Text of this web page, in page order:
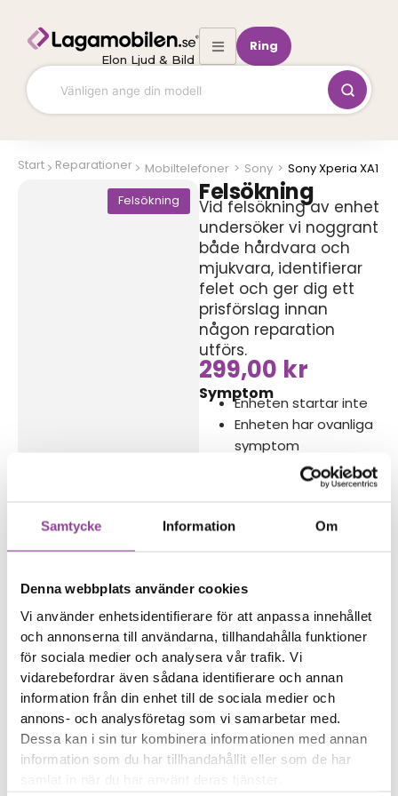
Samtycke Information Om
Denna webbplats använder cookies
Vi använder enhetsidentifierare för att anpassa innehållet
och annonserna till användarna, tillhandahålla funktioner
för sociala medier och analysera vår trafik. Vi
vidarebefordrar även sådana identifierare och annan
information från din enhet till de sociala medier och
annons- och analysföretag som vi samarbetar med.
Dessa kan i sin tur kombinera informationen med annan
information som du har tillhandahållit eller som de har
innehåll
Elon Ljud & Bild
Ring
Start Reparationer Mobiltelefoner > Sony > Sony Xperia XA1
Felsökning
Felsökning
Vid felsökning av enhet
undersöker vi noggrant
både hårdvara och
mjukvara, identifierar
felet och ger dig ett
prisförslag innan
någon reparation
utförs.
299,00 kr
Symptom
Enheten startar inte
Enheten har ovanliga
symptom
Enheten har
vattenskador
Reparations tid – Ca
kostnadsfri vid en
reparation på enheten
Boka tid